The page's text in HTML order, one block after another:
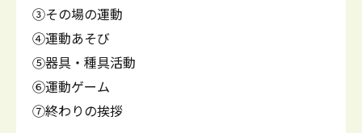
③その場の運動
④運動あそび
⑤器具・種具活動
⑥運動ゲーム
⑦終わりの挨拶